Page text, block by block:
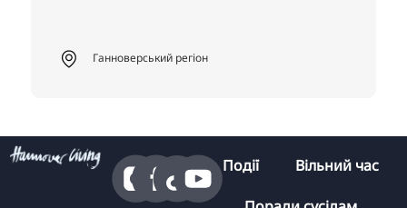
Ганноверський регіон
Події Вільний час